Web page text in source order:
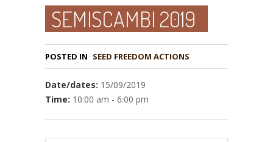
SEMISCAMBI 2019
POSTED IN
Date/dates: 15/09/2019
Time: 10:00 am - 6:00 pm